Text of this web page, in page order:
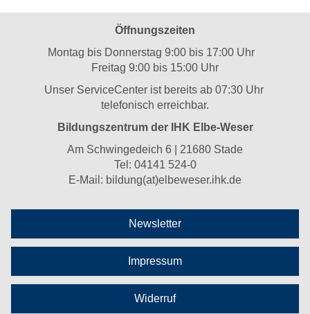
Öffnungszeiten
Montag bis Donnerstag 9:00 bis 17:00 Uhr
Freitag 9:00 bis 15:00 Uhr
Unser ServiceCenter ist bereits ab 07:30 Uhr
telefonisch erreichbar.
Bildungszentrum der IHK Elbe-Weser
Am Schwingedeich 6 | 21680 Stade
Tel: 04141 524-0
E-Mail: bildung(at)elbeweser.ihk.de
Newsletter
Impressum
Widerruf